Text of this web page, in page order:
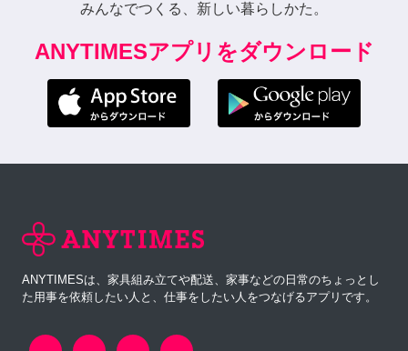
みんなでつくる、新しい暮らしかた。
ANYTIMESアプリをダウンロード
ANYTIMESは、家具組み立てや配送、家事などの日常のちょっとし
た用事を依頼したい人と、仕事をしたい人をつなげるアプリです。